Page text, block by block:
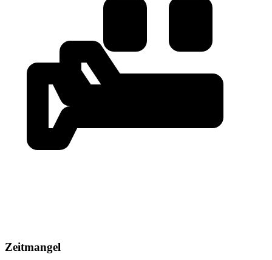
Zeitmangel